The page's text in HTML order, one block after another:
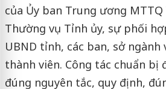
của Ủy ban Trung ương
Thường vụ Tỉnh ủy, sự phối
UBND tỉnh, các ban, sở ngành
thành viên. Công tác chuẩn bị
đúng nguyên tắc, quy định,